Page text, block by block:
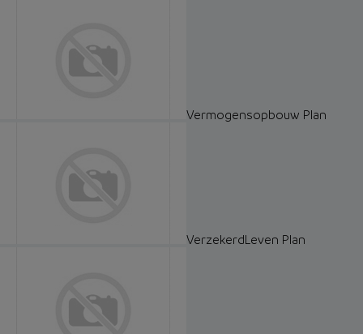
Vermogensopbouw Plan
VerzekerdLeven Plan